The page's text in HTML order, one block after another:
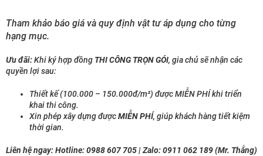
Tham khảo báo giá và quy định vật tư áp dụng cho từng
hạng mục.
Ưu đãi:Khi ký hợp đồng THI CÔNG TRỌN GÓI, gia chủ sẽ nhận các
quyền lợi sau:
Thiết kế (100.000 – 150.000đ/m²) được MIỄN PHÍ khi triển
khai thi công.
Xin phép xây dựng đượcMIỄN PHÍ, giúp khách hàng tiết kiệm
thời gian.
Liên hệ ngay: Hotline: 0988 607 705 | Zalo: 0911 062 189 (Mr. Thắng)